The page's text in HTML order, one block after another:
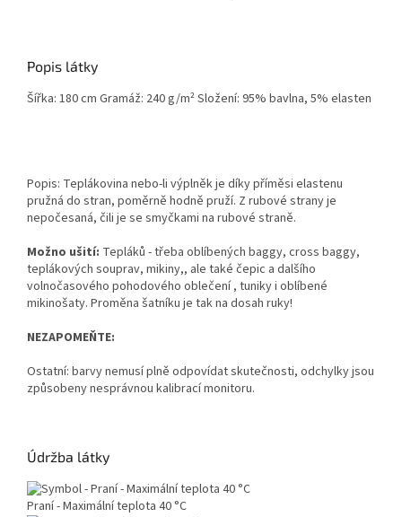
Popis látky
Šířka: 180 cm Gramáž: 240 g/m² Složení: 95% bavlna, 5% elasten
Popis: Teplákovina nebo-li výplněk je díky příměsi elastenu
pružná do stran, poměrně hodně pruží. Z rubové strany je
nepočesaná, čili je se smyčkami na rubové straně.
Možno ušití: Tepláků - třeba oblíbených baggy, cross baggy,
teplákových souprav, mikiny,, ale také čepic a dalšího
volnočasového pohodového oblečení , tuniky i oblíbené
mikinošaty. Proměna šatníku je tak na dosah ruky!
NEZAPOMEŇTE:
Ostatní: barvy nemusí plně odpovídat skutečnosti, odchylky jsou
způsobeny nesprávnou kalibrací monitoru.
Údržba látky
Praní - Maximální teplota 40 °C